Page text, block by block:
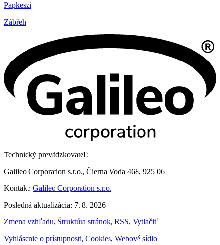
Papkeszi
Zábřeh
Technický prevádzkovateľ:
Galileo Corporation s.r.o., Čierna Voda 468, 925 06
Kontakt: Galileo Corporation s.r.o.
Posledná aktualizácia: 7. 8. 2026
Zmena vzhľadu, Štruktúra stránok, RSS, Vytlačiť
Vyhlásenie o prístupnosti, Cookies, Webové sídlo